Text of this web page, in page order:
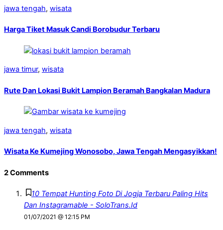
jawa tengah, wisata
Harga Tiket Masuk Candi Borobudur Terbaru
jawa timur, wisata
Rute Dan Lokasi Bukit Lampion Beramah Bangkalan Madura
jawa tengah, wisata
Wisata Ke Kumejing Wonosobo, Jawa Tengah Mengasyikkan!
2 Comments
10 Tempat Hunting Foto Di Jogja Terbaru Paling Hits
Dan Instagramable - SoloTrans.Id
01/07/2021 @ 12:15 PM